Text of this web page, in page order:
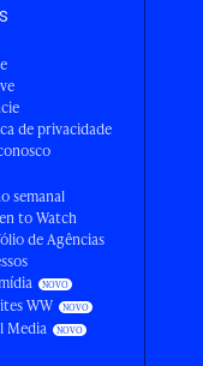
de privacidade
semanal
to Watch
de Agências
WW
Media